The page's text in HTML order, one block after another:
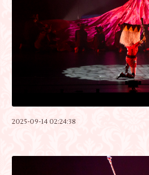
2025-09-14 02:24:38